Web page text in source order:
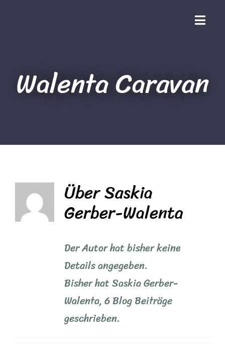
Leistungen
Campingberichte
Walenta Caravan
ÜberSaskia
Gerber-Walenta
Der Autor hat bisher keine
Details angegeben.
Bisher hat Saskia Gerber-
Walenta, 6 Blog Beiträge
geschrieben.